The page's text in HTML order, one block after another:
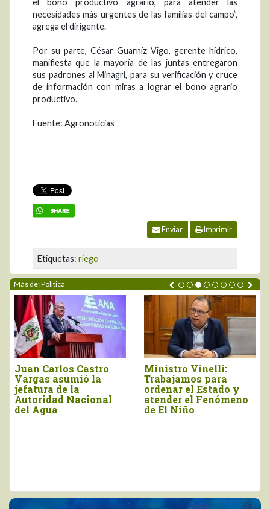
necesidades más urgentes de las familias del campo”,
agrega el dirigente.
Por su parte, César Guarníz Vigo, gerente hídrico,
manifiesta que la mayoría de las juntas entregaron
sus padrones al Minagri, para su verificación y cruce
de información con miras a lograr el bono agrario
productivo.
Fuente: Agronoticias
Enviar Imprimir
Etiquetas: riego
Más de: Política
Gobierno simplificará
procesos para acceso
a créditos del Banco
Agropecuario
“Recuperar
presupuesto del
Midagri y negociar
aranceles con Estados
Unidos deben estar en